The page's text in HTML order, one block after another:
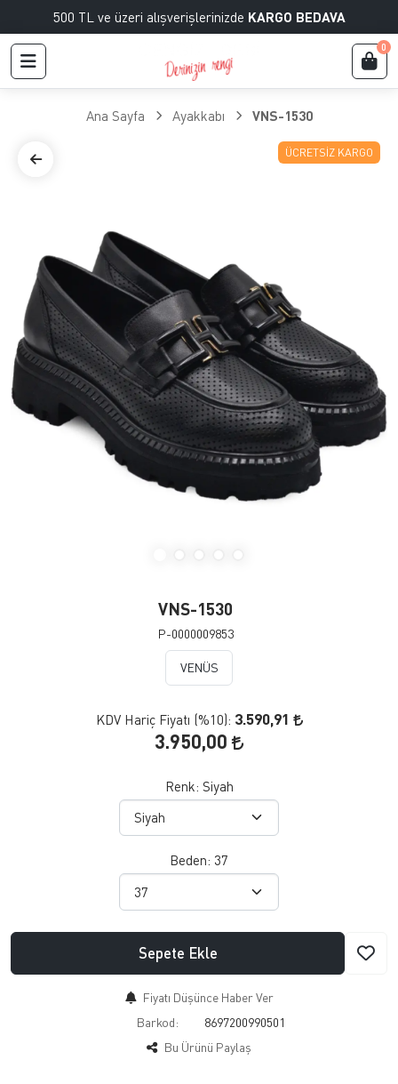
500 TL ve üzeri alışverişlerinizde KARGO BEDAVA
0
Ana Sayfa Ayakkabı VNS-1530
ÜCRETSIZ KARGO
VNS-1530
P-0000009853
VENÜS
KDV Hariç Fiyatı (%10): 3.590,91
3.950,00
Renk: Siyah
Beden: 37
Sepete Ekle
Fiyatı Düşünce Haber Ver
Barkod:
8697200990501
Bu Ürünü Paylaş